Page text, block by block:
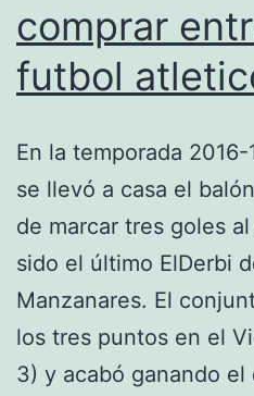
comprar
futbol
En la temporada
se llevó a casa el
de marcar tres goles
sido el último ElDerbi
Manzanares. El
los tres puntos en el
3) y acabó ganando el